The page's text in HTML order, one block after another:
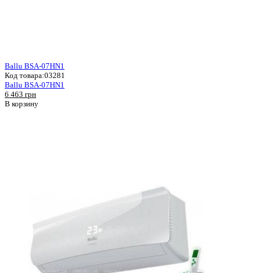
Ballu BSA-07HN1
Код товара:03281
Ballu BSA-07HN1
6 463 грн
В корзину